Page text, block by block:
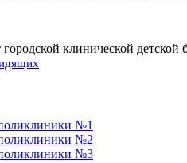
клинической
№1
№2
№3